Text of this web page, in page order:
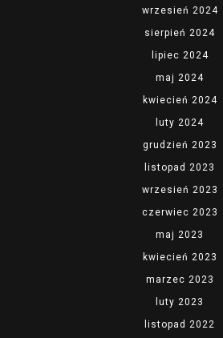
wrzesień 2024
sierpień 2024
lipiec 2024
maj 2024
kwiecień 2024
luty 2024
grudzień 2023
listopad 2023
wrzesień 2023
czerwiec 2023
maj 2023
kwiecień 2023
marzec 2023
luty 2023
listopad 2022